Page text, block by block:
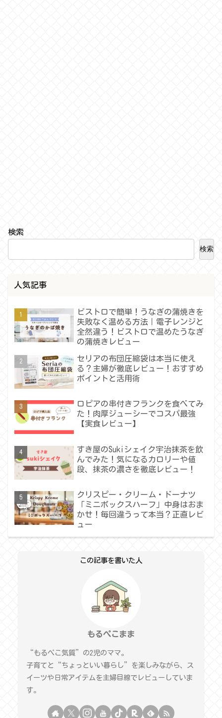
検索
検索
人気記事
ビストロで簡単！うなぎの蒲焼きを
失敗なく温める方法｜電子レンジと
全然違う！ビストロで温めたうなぎ
の蒲焼きレビュー
セリアの布団圧縮袋は本当に使え
る？主婦が徹底レビュー！おすすめ
ポイントと活用術
ロピアの串付きフランクを食べてみ
た！肉厚ジューシーでコスパ最強
【実食レビュー】
すき屋のSukiシェイク宇治抹茶を飲
んでみた！気になるカロリーや値
段、抹茶の濃さを徹底レビュー！
クリスピー・クリーム・ドーナツ
「ミニボックスハーフ」中身はおま
かせ！毎回違うって本当？正直レビ
ュー
この記事を書いた人
もるぺこまま
“もるぺこ気質”の2児のママ。
子育てと“ちょっといい暮らし”を楽しみながら、ス
イーツや日常アイテムを主婦目線でレビューしていま
す。